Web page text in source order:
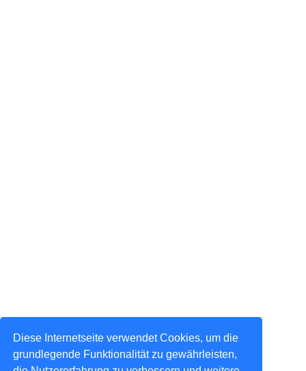
Diese Internetseite verwendet Cookies, um die
grundlegende Funktionalität zu gewährleisten,